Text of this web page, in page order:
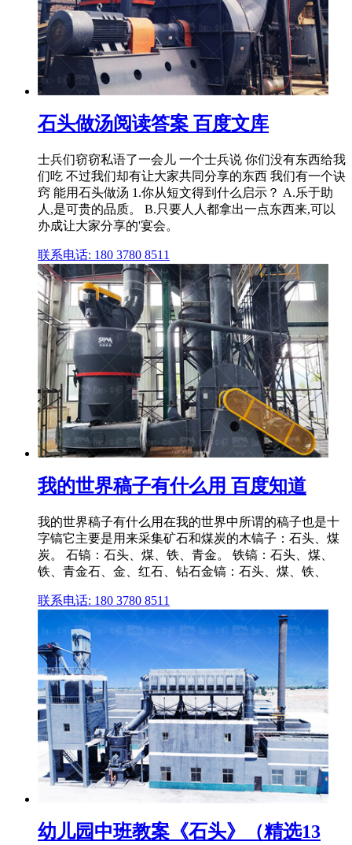
石头做汤阅读答案 百度文库
士兵们窃窃私语了一会儿 一个士兵说 你们没有东西给我
们吃 不过我们却有让大家共同分享的东西 我们有一个诀
窍 能用石头做汤 1.你从短文得到什么启示？ A.乐于助
人,是可贵的品质。 B.只要人人都拿出一点东西来,可以
办成让大家分享的'宴会。
联系电话: 180 3780 8511
我的世界稿子有什么用 百度知道
我的世界稿子有什么用在我的世界中所谓的稿子也是十
字镐它主要是用来采集矿石和煤炭的木镐子：石头、煤
炭。 石镐：石头、煤、铁、青金。 铁镐：石头、煤、
铁、青金石、金、红石、钻石金镐：石头、煤、铁、
联系电话: 180 3780 8511
幼儿园中班教案《石头》（精选13